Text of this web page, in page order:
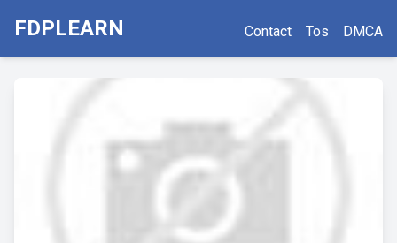
FDPLEARN Contact Tos DMCA